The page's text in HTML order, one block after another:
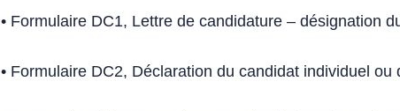
• Formulaire DC1, Lettre de candidature – désignation
• Formulaire DC2, Déclaration du candidat individuel